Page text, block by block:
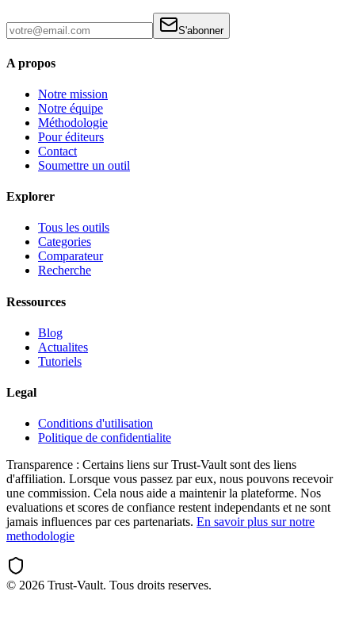
S'abonner
A propos
Notre mission
Notre équipe
Méthodologie
Pour éditeurs
Contact
Soumettre un outil
Explorer
Tous les outils
Categories
Comparateur
Recherche
Ressources
Blog
Actualites
Tutoriels
Legal
Conditions d'utilisation
Politique de confidentialite
Transparence : Certains liens sur Trust-Vault sont des liens
d'affiliation. Lorsque vous passez par eux, nous pouvons recevoir
une commission. Cela nous aide a maintenir la plateforme. Nos
evaluations et scores de confiance restent independants et ne sont
jamais influences par ces partenariats. En savoir plus sur notre
methodologie
© 2026 Trust-Vault. Tous droits reserves.